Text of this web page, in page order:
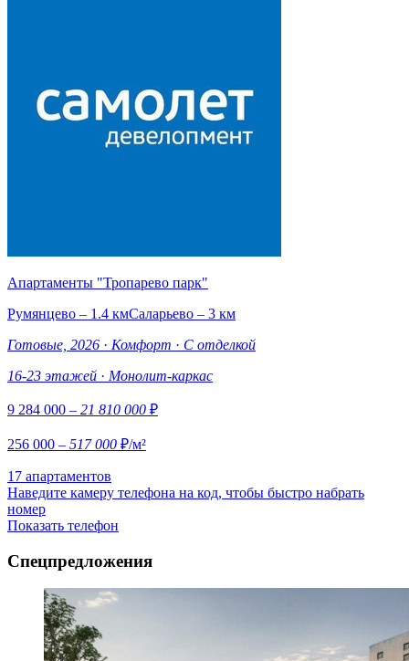
Апартаменты "Тропарево парк"
Румянцево – 1.4 кмСаларьево – 3 км
Готовые, 2026 · Комфорт · С отделкой
16-23 этажей · Монолит-каркас
9 284 000 – 21 810 000 ₽
256 000 – 517 000 ₽/м²
17 апартаментов
Наведите камеру телефона на код, чтобы быстро набрать
номер
Показать телефон
Спецпредложения